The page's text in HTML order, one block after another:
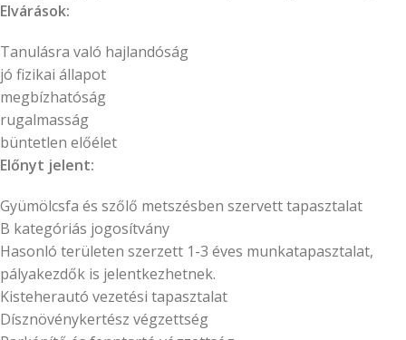
Elvárások:
Tanulásra való hajlandóság
jó fizikai állapot
megbízhatóság
rugalmasság
büntetlen előélet
Előnyt jelent:
Gyümölcsfa és szőlő metszésben szervett tapasztalat
B kategóriás jogosítvány
Hasonló területen szerzett 1-3 éves munkatapasztalat,
pályakezdők is jelentkezhetnek.
Kisteherautó vezetési tapasztalat
Dísznövénykertész végzettség